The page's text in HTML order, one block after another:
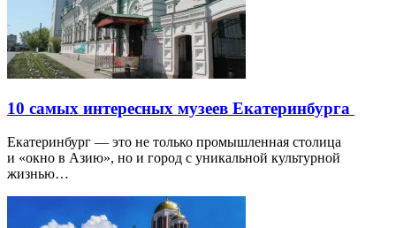
10 самых интересных музеев Екатеринбурга
Екатеринбург — это не только промышленная столица
и «окно в Азию», но и город с уникальной культурной
жизнью…